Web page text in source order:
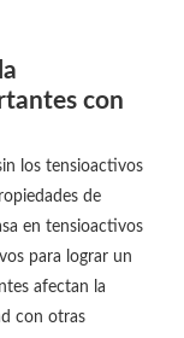
con
los tensioactivos
de
en tensioactivos
para lograr un
afectan la
con otras